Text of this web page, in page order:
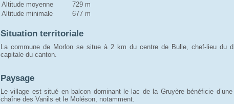
Altitude moyenne
729 m
Altitude minimale
677 m
Situation territoriale
La commune de Morlon se situe à 2 km du centre de Bulle, chef-lieu du
capitale du canton.
Paysage
Le village est situé en balcon dominant le lac de la Gruyère bénéficie
chaîne des Vanils et le Moléson, notamment.